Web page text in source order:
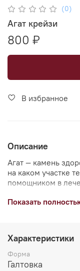
(0)
Агат крейзи
800 ₽
В избранное
Описание
Агат — камень
на каком участке
помощником в
Это ваша удача и
*Камень может
представленного
Показать
Характеристики
Форма
Галтовка